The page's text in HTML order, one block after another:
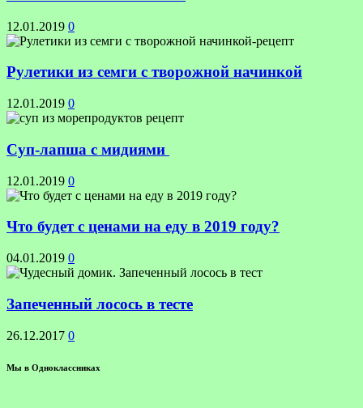
12.01.2019 0
Рулетики из семги с творожной начинкой
12.01.2019 0
Суп-лапша с мидиями
12.01.2019 0
Что будет с ценами на еду в 2019 году?
04.01.2019 0
Запеченный лосось в тесте
26.12.2017 0
Мы в Одноклассниках